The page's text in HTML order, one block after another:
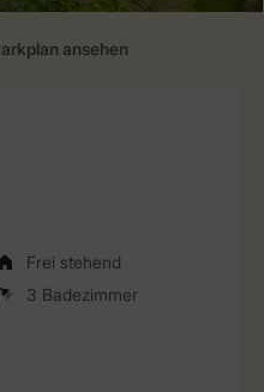
Frei stehend
3 Badezimmer